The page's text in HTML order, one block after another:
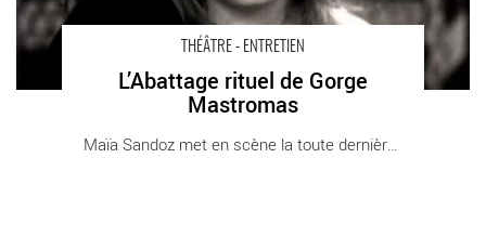
THÉÂTRE - ENTRETIEN
L’Abattage rituel de Gorge
Mastromas
Maïa Sandoz met en scène la toute dernière [...]